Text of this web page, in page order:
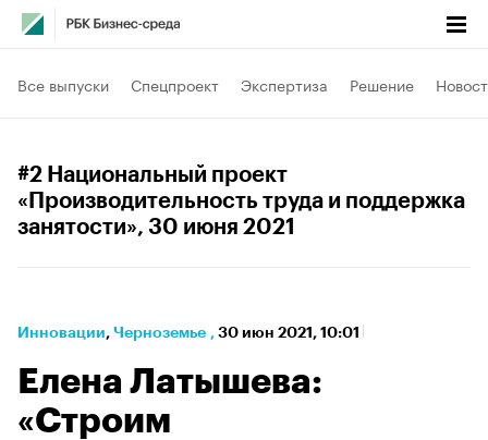
Все выпуски Спецпроект Экспертиза Решение
#2 Национальный проект
«Производительность труда и поддержка
занятости», 30 июня 2021
Инновации⁠, Черноземье , 30 июн 2021, 10:01
Елена Латышева:
«Строим